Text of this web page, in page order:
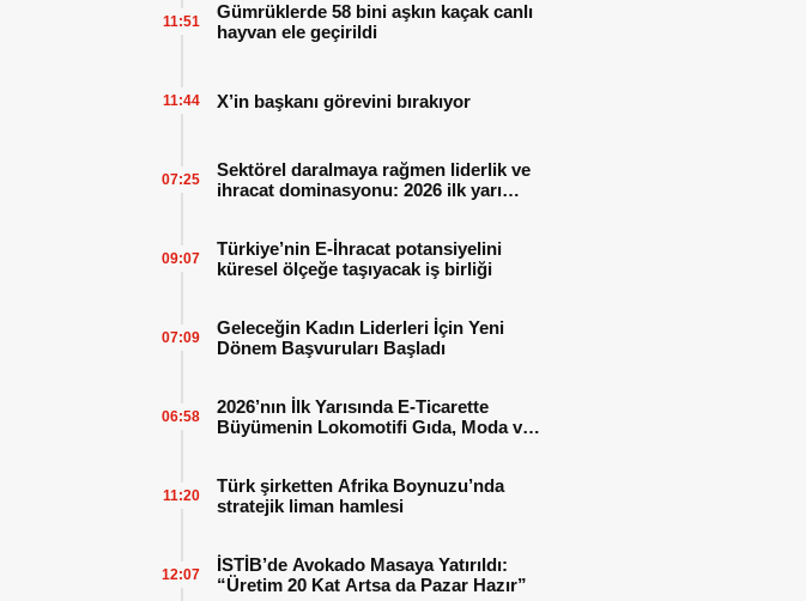
Gümrüklerde 58 bini aşkın kaçak canlı
hayvan ele geçirildi
11:51
X’in başkanı görevini bırakıyor
11:44
Sektörel daralmaya rağmen liderlik ve
ihracat dominasyonu: 2026 ilk yarı
07:25
Türkiye’nin E-İhracat potansiyelini
küresel ölçeğe taşıyacak iş birliği
09:07
Geleceğin Kadın Liderleri İçin Yeni
Dönem Başvuruları Başladı
07:09
2026’nın İlk Yarısında E-Ticarette
Büyümenin Lokomotifi Gıda, Moda ve
06:58
Türk şirketten Afrika Boynuzu’nda
stratejik liman hamlesi
11:20
İSTİB’de Avokado Masaya Yatırıldı:
“Üretim 20 Kat Artsa da Pazar Hazır”
12:07